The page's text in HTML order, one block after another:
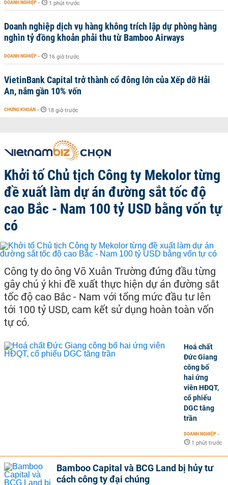
DOANH NGHIỆP - 1 phút trước
Doanh nghiệp dịch vụ hàng không trích lập dự phòng hàng
nghìn tỷ đồng khoản phải thu từ Bamboo Airways
DOANH NGHIỆP - 16 giờ trước
VietinBank Capital trở thành cổ đông lớn của Xếp dỡ Hải
An, nắm gần 10% vốn
CHỨNG KHOÁN - 18 giờ trước
Khởi tố Chủ tịch Công ty Mekolor từng
đề xuất làm dự án đường sắt tốc độ
cao Bắc - Nam 100 tỷ USD bằng vốn tự
có
Công ty do ông Võ Xuân Trường đứng đầu từng
gây chú ý khi đề xuất thực hiện dự án đường sắt
tốc độ cao Bắc - Nam với tổng mức đầu tư lên
tới 100 tỷ USD, cam kết sử dụng hoàn toàn vốn
tự có.
Hoá chất
Đức Giang
công bố
hai ứng
viên HĐQT,
cổ phiếu
DGC tăng
trần
DOANH NGHIỆP -
1 phút trước
Bamboo Capital và BCG Land bị hủy tư
cách công ty đại chúng